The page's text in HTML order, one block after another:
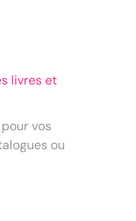
livres et
vos
ou